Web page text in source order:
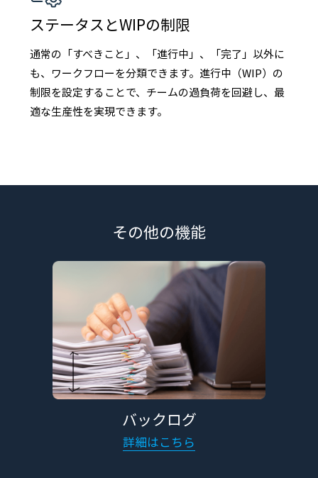
ステータスとWIPの制限
通常の「すべきこと」、「進行中」、「完了」以外に
も、ワークフローを分類できます。進行中（WIP）の
制限を設定することで、チームの過負荷を回避し、最
適な生産性を実現できます。
その他の機能
バックログ
詳細はこちら